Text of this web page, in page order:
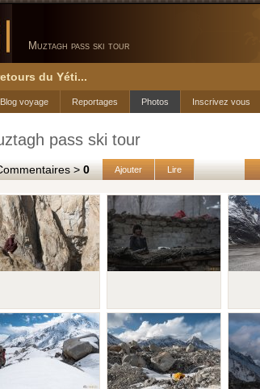
Muztagh pass ski tour
du Yéti...
Inscrivez vous
Photos
Reportages
Blog voyage
pass ski tour
>0 Ajouter Lire